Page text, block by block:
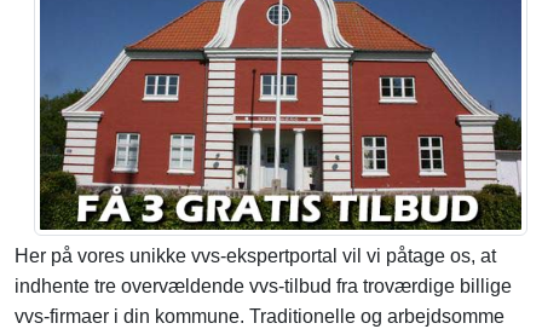
Her på vores unikke vvs-ekspertportal vil vi påtage os, at
indhente tre overvældende vvs-tilbud fra troværdige billige
vvs-firmaer i din kommune. Traditionelle og arbejdsomme